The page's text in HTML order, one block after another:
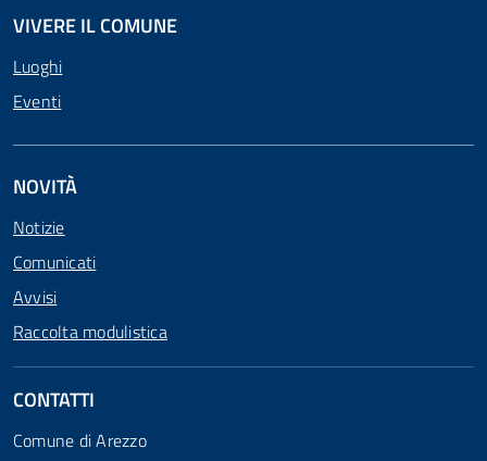
VIVERE IL COMUNE
Luoghi
Eventi
NOVITÀ
Notizie
Comunicati
Avvisi
Raccolta modulistica
CONTATTI
Comune di Arezzo